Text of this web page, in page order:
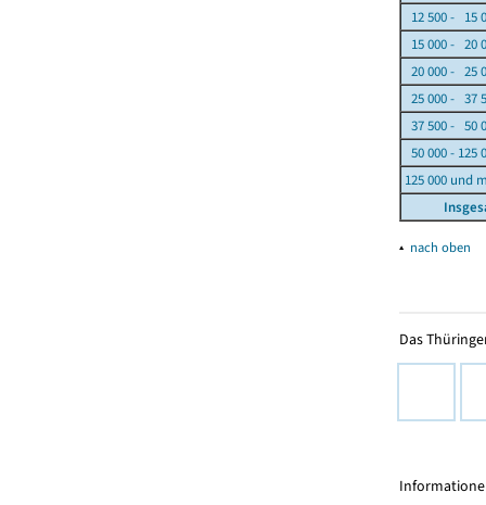
12 500 - 15
15 000 - 20
20 000 - 25
25 000 - 37
37 500 - 50
50 000 - 125
125 000 und
▴ nach oben
Das